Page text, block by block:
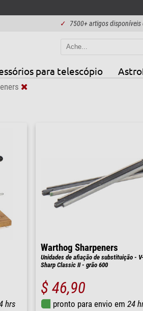
✓ 7500+ artigos disponíveis
para telescópio
hrs
Warthog Sharpeners
Unidades de afiação de substituição - V-
Sharp Classic II - grão 600
$ 46,90
pronto para envio em 24